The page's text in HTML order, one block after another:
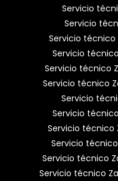
Servicio
Servicio
Servicio técnico
Servicio
Servicio técnico
Servicio técnico
Servicio
Servicio
Servicio técnico
Servicio
Servicio técnico
Servicio técnico